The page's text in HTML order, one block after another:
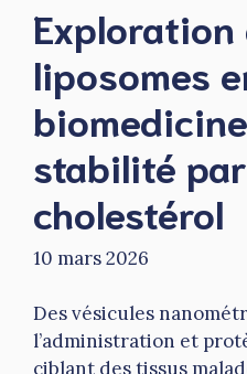
Exploration
liposomes
stabilité
cholestérol
10 mars 2026
Des vésicules
l’administration et
ciblant des tissus